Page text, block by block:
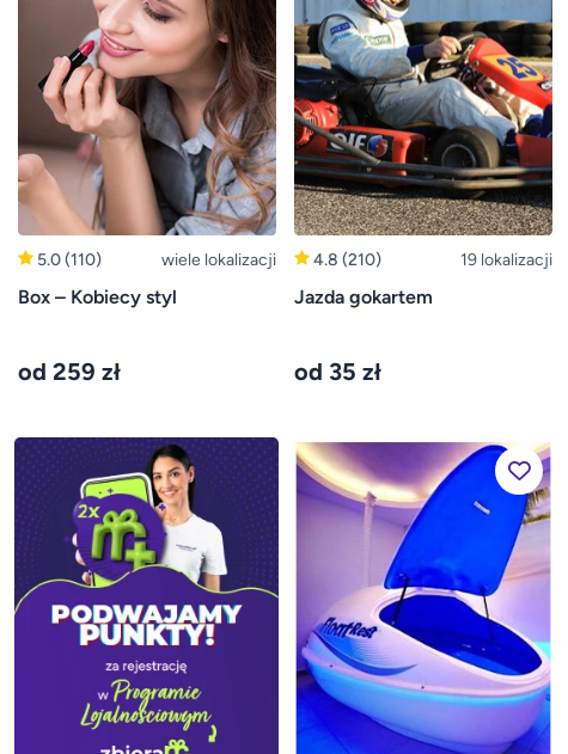
5.0(110) wiele lokalizacji
Box – Kobiecy styl
od 259 zł
4.8 (210) 19 lokalizacji
Jazda gokartem
od 35 zł